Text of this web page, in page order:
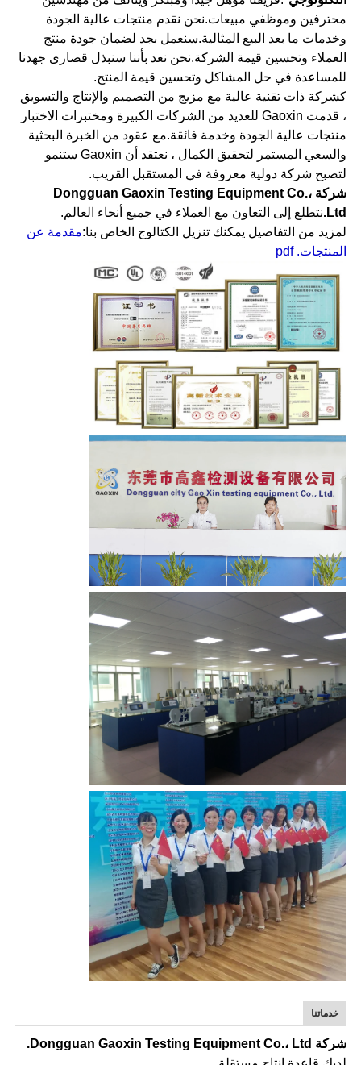
محترفين وموظفي مبيعات.نحن نقدم منتجات عالية الجودة
وخدمات ما بعد البيع المثالية.سنعمل بجد لضمان جودة منتج
العملاء وتحسين قيمة الشركة.نحن نعد بأننا سنبذل قصارى جهدنا
للمساعدة في حل المشاكل وتحسين قيمة المنتج.
كشركة ذات تقنية عالية مع مزيج من التصميم والإنتاج والتسويق
، قدمت Gaoxin للعديد من الشركات الكبيرة ومختبرات الاختبار
منتجات عالية الجودة وخدمة فائقة.مع عقود من الخبرة البحثية
والسعي المستمر لتحقيق الكمال ، نعتقد أن Gaoxin ستنمو
لتصبح شركة دولية معروفة في المستقبل القريب.
شركة Dongguan Gaoxin Testing Equipment Co.،
Ltd. نتطلع إلى التعاون مع العملاء في جميع أنحاء العالم.
لمزيد من التفاصيل يمكنك تنزيل الكتالوج الخاص بنا:مقدمة عن
المنتجات. pdf
خدماتنا
شركة Dongguan Gaoxin Testing Equipment Co.، Ltd.